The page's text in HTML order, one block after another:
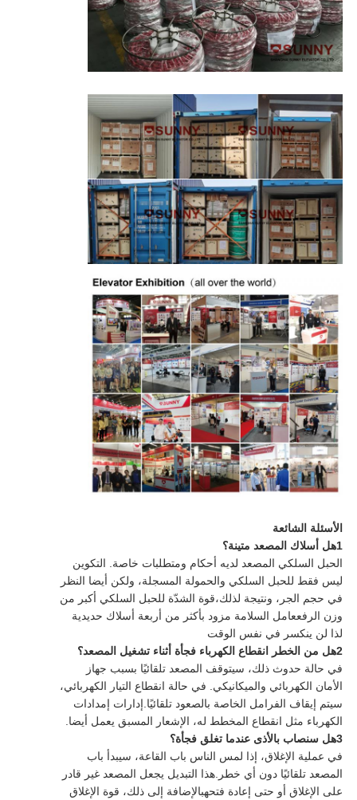
الأسئلة الشائعة
1هل أسلاك المصعد متينة؟
الحبل السلكي المصعد لديه أحكام ومتطلبات خاصة. التكوين
ليس فقط للحبل السلكي والحمولة المسجلة، ولكن أيضا النظر
في حجم الجر، ونتيجة لذلك،قوة الشدّة للحبل السلكي أكبر من
وزن الرفععامل السلامة مزود بأكثر من أربعة أسلاك حديدية
لذا لن ينكسر في نفس الوقت
2هل من الخطر انقطاع الكهرباء فجأة أثناء تشغيل المصعد؟
في حالة حدوث ذلك، سيتوقف المصعد تلقائيًا بسبب جهاز
الأمان الكهربائي والميكانيكي. في حالة انقطاع التيار الكهربائي،
سيتم إيقاف الفرامل الخاصة بالصعود تلقائيًا.إدارات إمدادات
الكهرباء مثل انقطاع المخطط له، الإشعار المسبق يعمل أيضا.
3هل سنصاب بالأذى عندما تغلق فجأة؟
في عملية الإغلاق، إذا لمس الناس باب القاعة، سيبدأ باب
المصعد تلقائيًا دون أي خطر.هذا التبديل يجعل المصعد غير قادر
على الإغلاق أو حتى إعادة فتحهبالإضافة إلى ذلك، قوة الإغلاق